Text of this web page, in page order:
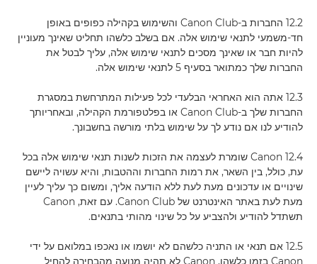
12.2 החברות ב-Canon Club והשימוש בקהילה כפופים באופן
חד-משמעי לתנאי שימוש אלה. אם בשלב כלשהו תחליט שאינך מעוניין
להיות חבר או שאינך מסכים לתנאי שימוש אלה, עליך לבטל את
החברות שלך כמתואר בסעיף 5 לתנאי שימוש אלה.
12.3 אתה הוא האחראי הבלעדי לכל פעילות המתרחשת במסגרת
החברות שלך ב-Canon Club או בפלטפורמת הקהילה, ובאחריותך
להודיע ​​לנו אם נודע לך על שימוש בלתי מורשה בחשבונך.
12.4 Canon שומרת לעצמה את הזכות לשנות תנאי שימוש אלה בכל
עת, כולל, בין השאר, את רמות החברות וההטבות, והיא עשויה ליישם
שינויים או עדכונים מעת לעת ללא הודעה אליך, ומשום כך עליך לעיין
מעת לעת באתר האינטרנט של Canon Club. עם זאת, Canon
תשתדל להודיע ולהצביע על כל שינוי מהותי בתנאים.
12.5 אם תנאי או התניה כלשהם לא יושמו או נאכפו במלואם על ידי
Canon בזמן כלשהו, Canon לא תהיה מנועה מהבחירה להחיל